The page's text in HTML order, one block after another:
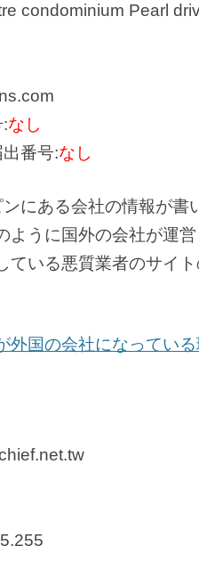
condominium Pearl
なし
番号:なし
にある会社の情報が書
ように国外の会社が運
ている悪質業者のサイ
外国の会社になっている